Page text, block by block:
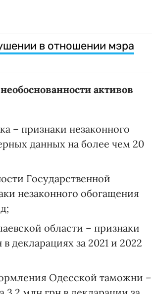
в отношении мэра
активов
– признаки незаконного
данных на более чем 20
Государственной
незаконного обогащения
области – признаки
декларациях за 2021 и 2022
Одесской таможни –